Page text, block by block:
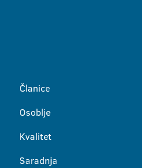
Članice
Osoblje
Kvalitet
Saradnja